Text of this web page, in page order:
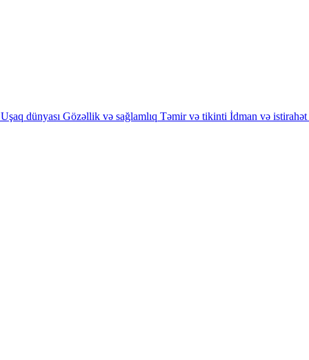
Uşaq dünyası Gözəllik və sağlamlıq Təmir və tikinti İdman və istirahət